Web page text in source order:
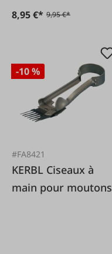
8,95 €* 9,95 €*
-10 %
#FA8421
KERBL Ciseaux à
main pour moutons